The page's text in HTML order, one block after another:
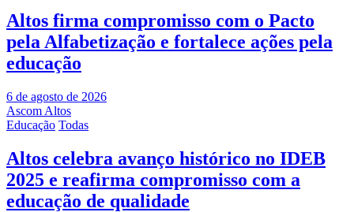
Altos firma compromisso com o Pacto
pela Alfabetização e fortalece ações pela
educação
6 de agosto de 2026
Ascom Altos
Educação Todas
Altos celebra avanço histórico no IDEB
2025 e reafirma compromisso com a
educação de qualidade